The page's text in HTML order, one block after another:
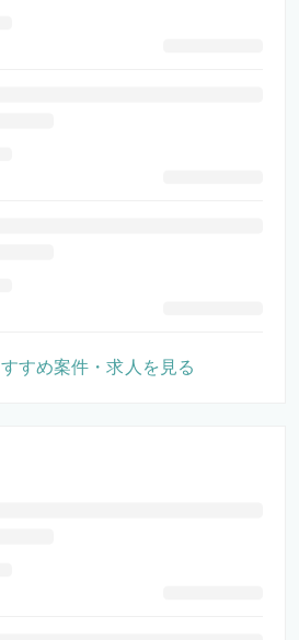
すめ案件・求人を見る